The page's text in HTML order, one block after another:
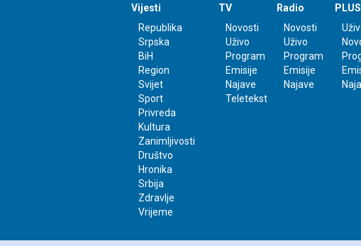
Vijesti
Republika
Srpska
BiH
Region
Svijet
Sport
Privreda
Kultura
Zanimljivosti
Društvo
Hronika
Srbija
Zdravlje
Vrijeme
TV
Novosti
Uživo
Program
Emisije
Najave
Teletekst
Radio
Novosti
Uživo
Program
Emisije
Najave
PLUS